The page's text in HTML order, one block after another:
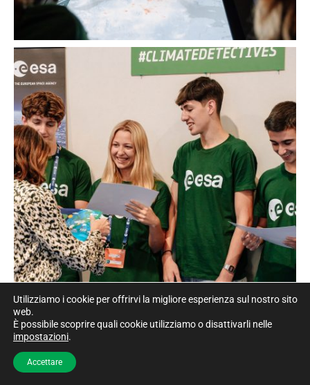
Utilizziamo i cookie per offrirvi la migliore esperienza sul nostro sito
web.
È possibile scoprire quali cookie utilizziamo o disattivarli nelle
impostazioni.
Accettare